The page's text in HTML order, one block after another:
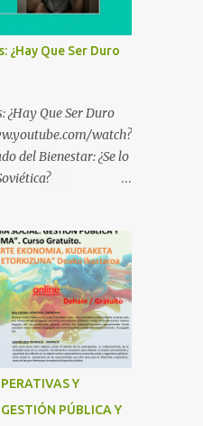
¿Hay Que Ser Duro
¿Hay Que Ser Duro
watch?
del Bienestar: ¿Se lo
watch?v=ylup-
y Cuarta
shorts/dGKjgqEv
canales de
algo, o
a abusos y
Y
PÚBLICA Y